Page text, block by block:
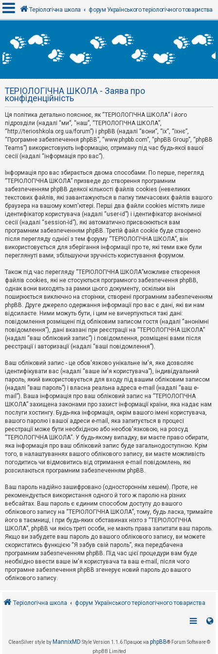
х
і
Р
е
с
т
р
а
ц
і
я
Т
е
м
и
б
е
з
в
і
д
о
і
д
е
й
А
т
и
в
е
м
и
П
о
ш
у
Д
о
м
о
г
Теріологічна школа форум Українського теріологічного товариства
ТЕРІОЛОГІЧНА ШКОЛА - Заява про
конфіденційність
Ця політика детально пояснює, як “ТЕРІОЛОГІЧНА ШКОЛА” і його
підрозділи (надалі “ми”, “наш”, “ТЕРІОЛОГІЧНА ШКОЛА”,
“http://terioshkola.org.ua/forum”) і phpBB (надалі “вони”, “їх”, “їхнє”,
“Програмне забезпечення phpBB”, “www.phpbb.com”, “phpBB Group”, “phpBB
Teams”) використовують інформацію, отриману під час будь-якої вашої
сесії (надалі “інформація про вас”).
Інформація про вас збирається двома способами. По перше, перегляд
“ТЕРІОЛОГІЧНА ШКОЛА” призведе до створення програмним
забезпеченням phpBB деякої кількості файлів cookies (невеликих
текстових файлів, які завантажуються в папку тимчасових файлів вашого
браузера на вашому комп'ютері. Перші два файли cookies містять лише
ідентифікатор користувача (надалі “user-id”) і ідентифікатор анонімної
сесії (надалі “session-id”), які автоматично присвоюються вам
програмним забезпеченням phpBB. Третій файл cookie буде створено
після перегляду однієї з тем форуму “ТЕРІОЛОГІЧНА ШКОЛА”, він
використовується для зберігання інформації про те, які теми вже були
переглянуті вами, збільшуючи зручність користування форумом.
Також під час перегляду “ТЕРІОЛОГІЧНА ШКОЛА”можливе створення
файлів cookies, які не стосуються програмного забезпечення phpBB,
однак вони виходять за рамки цього документу, оскільки він
поширюється виключно на сторінки, створені програмним забезпеченням
phpBB. Друге джерело одержання інформації про вас є дані, які ви нам
відсилаєте. Ними можуть бути, і цим не вичерпуються такі дані:
повідомлення розміщені під обліковим записом гостя (надалі “анонімні
повідомлення”), дані вказані при реєстрації на “ТЕРІОЛОГІЧНА ШКОЛА”
(надалі “ваш обліковий запис”) і повідомлення, розміщені вами після
реєстрації і авторизації (надалі “ваші повідомлення”).
Ваш обліковий запис - це обов'язково унікальне ім'я, яке дозволяє
ідентифікувати вас (надалі “ваше ім'я користувача”), індивідуальний
пароль, який використовується для входу під вашим обліковим записом
(надалі “ваш пароль”) і власна реальна адреса e-mail (надалі “ваш e-
mail”). Ваша інформація про ваш обліковий запис на “ТЕРІОЛОГІЧНА
ШКОЛА” захищена законами про захист інформації країни, яка надає нам
послуги хостингу. Будь-яка інформація, окрім вашого імені користувача,
вашого паролю і вашої адреси e-mail, яка запитується в процесі
реєстрації може бути необхідною або необов'язковою, на розсуд
“ТЕРІОЛОГІЧНА ШКОЛА”. У будь-якому випадку, ви маєте право обирати,
яка інформація про ваш обліковий запис буде загальнодоступною. Крім
того, в налаштуваннях вашого облікового запису, ви маєте можливість
погодитись чи відмовитись від отримання e-mail повідомлень, які
розсилаються програмним забезпеченням phpBB.
Ваш пароль надійно зашифровано (одностороннім хешем). Проте, не
рекомендується використання одного й того ж паролю на різних
вебсайтах. Ваш пароль є єдиним способом доступу до вашого
облікового запису на “ТЕРІОЛОГІЧНА ШКОЛА”, тому, будь ласка, тримайте
його в таємниці, і при будь-яких обставинах ніхто з “ТЕРІОЛОГІЧНА
ШКОЛА”, phpBB чи якісь треті особи, не мають права запитати ваш пароль.
Якщо ви забудете ваш пароль до вашого облікового запису, ви можете
скористатись функцією “Я забув свій пароль”, яка передбачена
програмним забезпеченням phpBB. Під час цієї процедури вам буде
необхідно ввести ваше ім'я користувача та ваш e-mail, після чого
програмне забезпечення phpBB згенерує новий пароль до вашого
облікового запису.
Теріологічна школа форум Українського теріологічного товариства
CleanSilver style by MannixMD Style Version 1.1.6 Працює на phpBB® Forum Software ©
phpBB Limited